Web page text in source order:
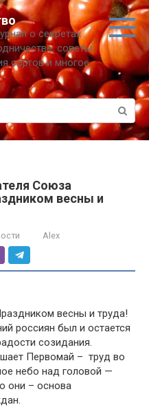
о секретах
советы
сортов и многое
Союза
весны и
Alex
весны и труда!
россиян был и остается
созидания.
Первомай – труд во
небо над головой —
они – основа